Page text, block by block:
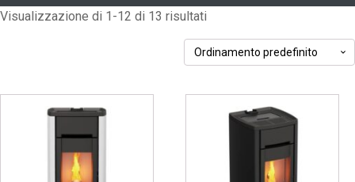
Visualizzazione di 1-12 di 13 risultati